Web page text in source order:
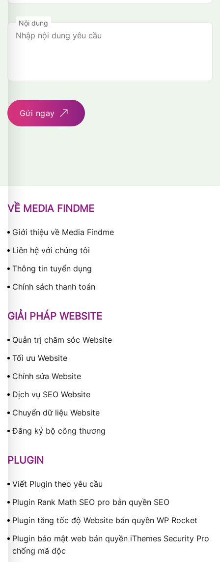
Nội dung
Gửi ngay
VỀ MEDIA FINDME
Giới thiệu về Media Findme
Liên hệ với chúng tôi
Thông tin tuyển dụng
Chính sách thanh toán
GIẢI PHÁP WEBSITE
Quản trị chăm sóc Website
Tối ưu Website
Chỉnh sửa Website
Dịch vụ SEO Website
Chuyển dữ liệu Website
Đăng ký bộ công thương
PLUGIN
Viết Plugin theo yêu cầu
Plugin Rank Math SEO pro bản quyền SEO
Plugin tăng tốc độ Website bản quyền WP Rocket
Plugin bảo mật web bản quyền iThemes Security Pro
chống mã độc